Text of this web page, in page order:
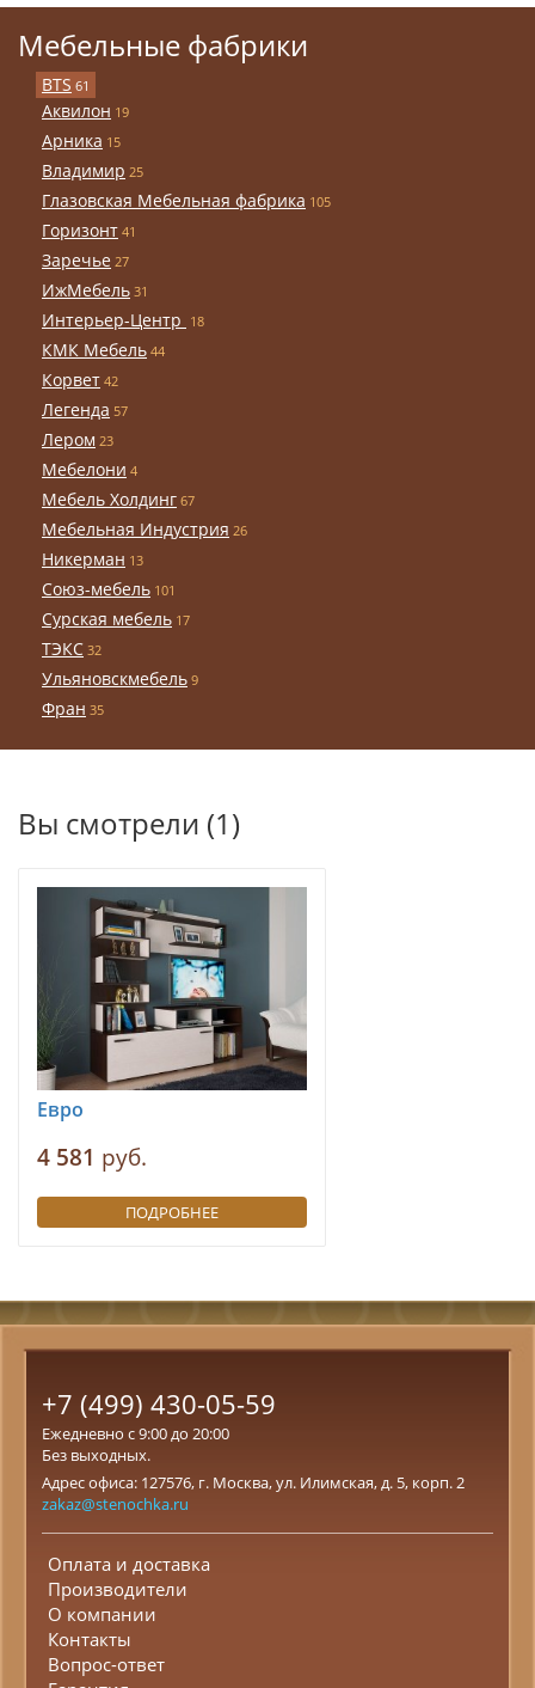
Мебельные фабрики
BTS 61
Аквилон 19
Арника 15
Владимир 25
Глазовская Мебельная фабрика 105
Горизонт 41
Заречье 27
ИжМебель 31
Интерьер-Центр 18
КМК Мебель 44
Корвет 42
Легенда 57
Лером 23
Мебелони 4
Мебель Холдинг 67
Мебельная Индустрия 26
Никерман 13
Союз-мебель 101
Сурская мебель 17
ТЭКС 32
Ульяновскмебель 9
Фран 35
Вы смотрели (1)
Евро
4 581 руб.
ПОДРОБНЕЕ
+7 (499) 430-05-59
Ежедневно с 9:00 до 20:00
Без выходных.
Адрес офиса: 127576, г. Москва, ул. Илимская, д. 5, корп. 2
zakaz@stenochka.ru
Оплата и доставка
Производители
О компании
Контакты
Вопрос-ответ